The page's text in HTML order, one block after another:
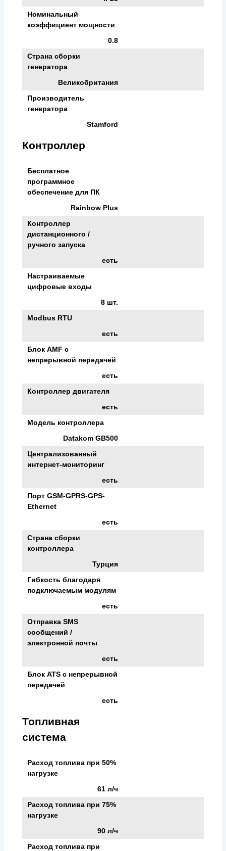
Номинальный
коэффициент мощности
0.8
Страна сборки
генератора
Великобритания
Производитель
генератора
Stamford
Контроллер
Бесплатное
программное
обеспечение для ПК
Rainbow Plus
Контроллер
дистанционного /
ручного запуска
есть
Настраиваемые
цифровые входы
8 шт.
Modbus RTU
есть
Блок AMF с
непрерывной передачей
есть
Контроллер двигателя
есть
Модель контроллера
Datakom GB500
Централизованный
интернет-мониторинг
есть
Порт GSM-GPRS-GPS-
Ethernet
есть
Страна сборки
контроллера
Турция
Гибкость благодаря
подключаемым модулям
есть
Отправка SMS
сообщений /
электронной почты
есть
Блок ATS с непрерывной
передачей
есть
Топливная
система
Расход топлива при 50%
нагрузке
61 л/ч
Расход топлива при 75%
нагрузке
90 л/ч
Расход топлива при